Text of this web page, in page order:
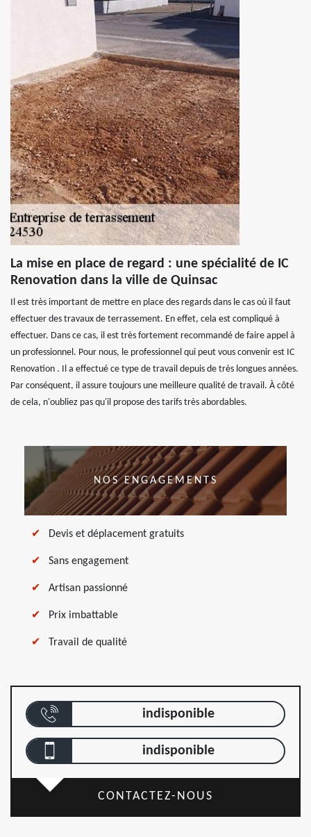
La mise en place de regard : une spécialité de IC
Renovation dans la ville de Quinsac
Il est très important de mettre en place des regards dans le cas où il faut
effectuer des travaux de terrassement. En effet, cela est compliqué à
effectuer. Dans ce cas, il est très fortement recommandé de faire appel à
un professionnel. Pour nous, le professionnel qui peut vous convenir est IC
Renovation . Il a effectué ce type de travail depuis de très longues années.
Par conséquent, il assure toujours une meilleure qualité de travail. À côté
de cela, n'oubliez pas qu'il propose des tarifs très abordables.
NOS ENGAGEMENTS
Devis et déplacement gratuits
Sans engagement
Artisan passionné
Prix imbattable
Travail de qualité
indisponible
indisponible
CONTACTEZ-NOUS